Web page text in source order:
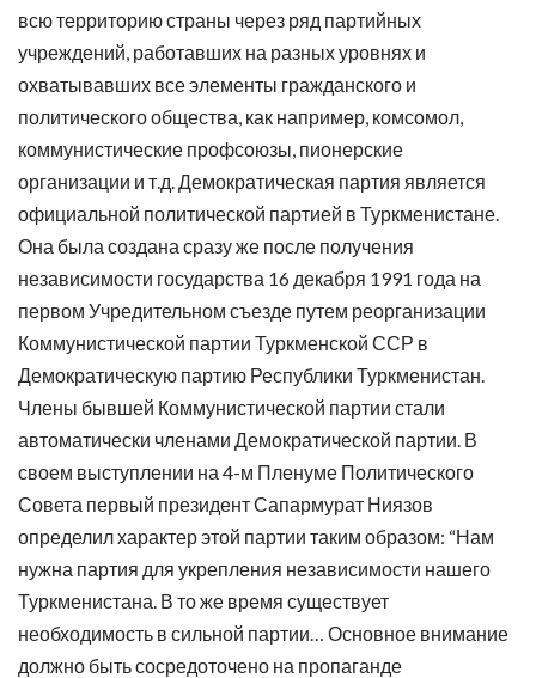
всю территорию страны через ряд партийных
учреждений, работавших на разных уровнях и
охватывавших все элементы гражданского и
политического общества, как например, комсомол,
коммунистические профсоюзы, пионерские
организации и т.д. Демократическая партия является
официальной политической партией в Туркменистане.
Она была создана сразу же после получения
независимости государства 16 декабря 1991 года на
первом Учредительном съезде путем реорганизации
Коммунистической партии Туркменской ССР в
Демократическую партию Республики Туркменистан.
Члены бывшей Коммунистической партии стали
автоматически членами Демократической партии. В
своем выступлении на 4-м Пленуме Политического
Совета первый президент Сапармурат Ниязов
определил характер этой партии таким образом: “Нам
нужна партия для укрепления независимости нашего
Туркменистана. В то же время существует
необходимость в сильной партии… Основное внимание
должно быть сосредоточено на пропаганде